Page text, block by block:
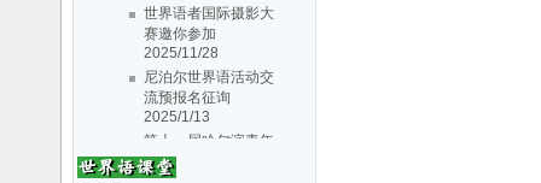
丹东世协第十届会大
会会议通知
第十届三省一区
（辽、吉、黑、
内..2018/3/28
纪念丹东市世界语协
年..2016/7/2
赛邀你参加
2025/11/28
尼泊尔世界语活动交
流预报名征询
2025/1/13
第十一届哈尔滨青年
2019/5/30